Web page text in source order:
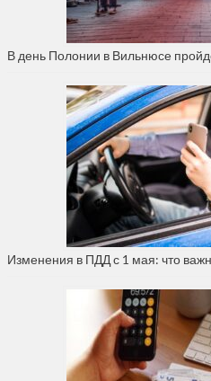
В день Полонии в Вильнюсе
Изменения в ПДД с 1 мая: что